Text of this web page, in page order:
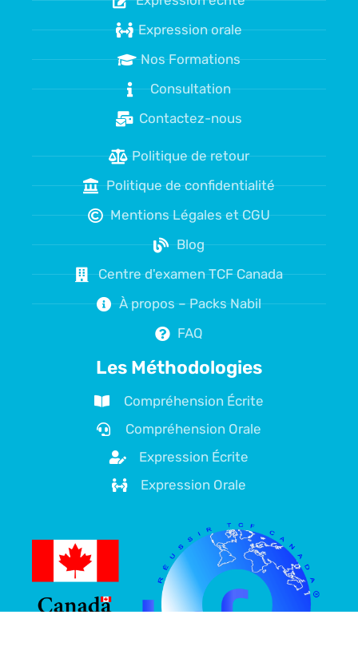
Expression orale
Nos Formations
Consultation
Contactez-nous
Politique de retour
Politique de confidentialité
Mentions Légales et CGU
Blog
Centre d'examen TCF Canada
À propos – Packs Nabil
FAQ
Les Méthodologies
Compréhension Écrite
Compréhension Orale
Expression Écrite
Expression Orale